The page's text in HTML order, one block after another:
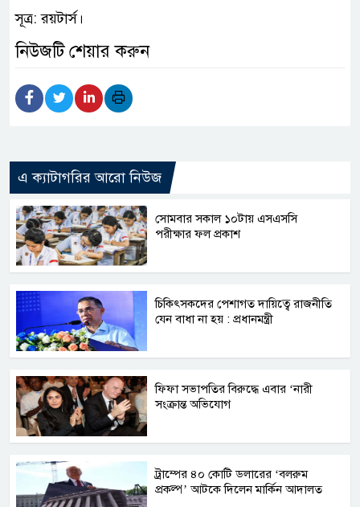
সূত্র: রয়টার্স।
নিউজটি শেয়ার করুন
এ ক্যাটাগরির আরো নিউজ
সোমবার সকাল ১০টায় এসএসসি
পরীক্ষার ফল প্রকাশ
চিকিৎসকদের পেশাগত দায়িত্বে রাজনীতি
যেন বাধা না হয় : প্রধানমন্ত্রী
ফিফা সভাপতির বিরুদ্ধে এবার ‘নারী
সংক্রান্ত অভিযোগ
ট্রাম্পের ৪০ কোটি ডলারের ‘বলরুম
প্রকল্প’ আটকে দিলেন মার্কিন আদালত